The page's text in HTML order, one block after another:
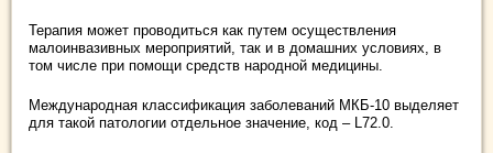
Терапия может проводиться как путем осуществления
малоинвазивных мероприятий, так и в домашних условиях, в
том числе при помощи средств народной медицины.
Международная классификация заболеваний МКБ-10 выделяет
для такой патологии отдельное значение, код – L72.0.